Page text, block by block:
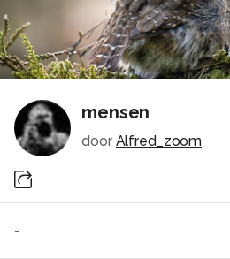
mensen
door Alfred_zoom
-